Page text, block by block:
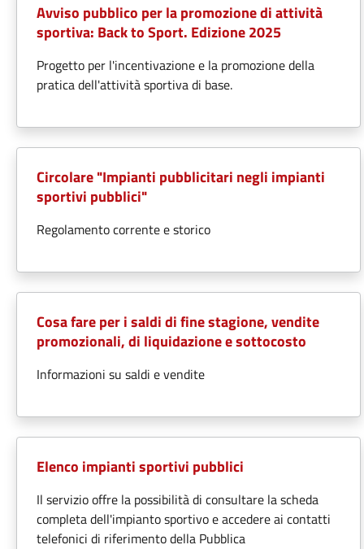
Avviso pubblico per la promozione di attività
sportiva: Back to Sport. Edizione 2025
Progetto per l'incentivazione e la promozione della
pratica dell'attività sportiva di base.
Circolare "Impianti pubblicitari negli impianti
sportivi pubblici"
Regolamento corrente e storico
Cosa fare per i saldi di fine stagione, vendite
promozionali, di liquidazione e sottocosto
Informazioni su saldi e vendite
Elenco impianti sportivi pubblici
Il servizio offre la possibilità di consultare la scheda
completa dell'impianto sportivo e accedere ai contatti
telefonici di riferimento della Pubblica